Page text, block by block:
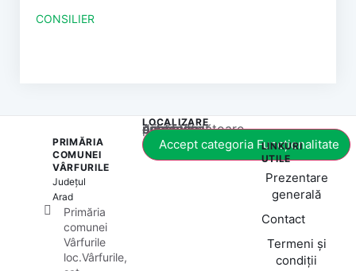
CONSILIER
PRIMĂRIA
COMUNEI
VÂRFURILE
Județul
Arad
Primăria
comunei
Vârfurile
loc.Vârfurile,
LOCALIZARE
Acest conținut este blocat până când acceptați categoria corespunzătoare de cookie-uri.
Accept categoria Funcționalitate
LINKURI
UTILE
Prezentare
generală
Contact
Termeni și
condiții